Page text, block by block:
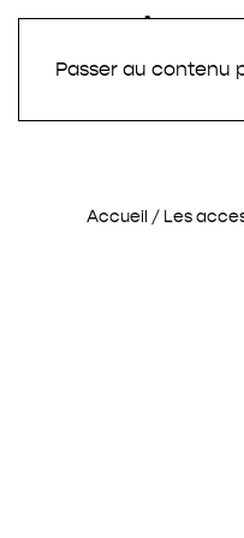
Passer au contenu
Accueil / Les